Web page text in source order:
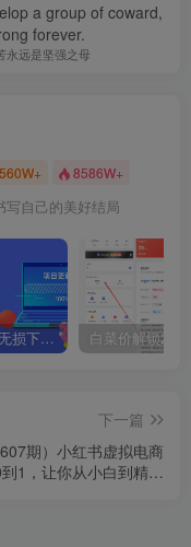
a group of coward,
forever.
永远是坚强之母
560W+ 8586W+
写自己的美好结局
全网VIP课程 无损下载~
下一篇
期）小红书虚拟电商
1，让你从小白到精英